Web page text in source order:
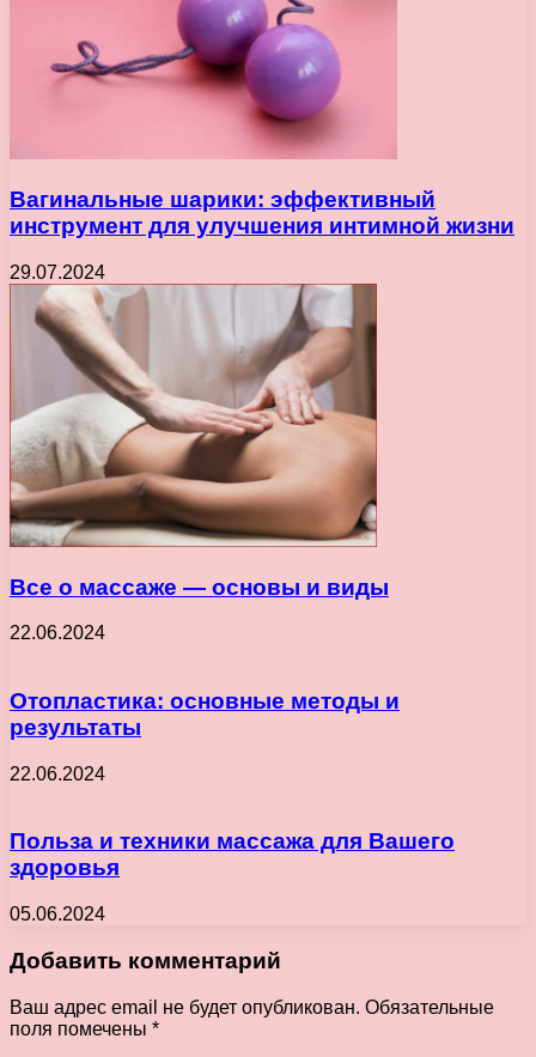
Вагинальные шарики: эффективный
инструмент для улучшения интимной жизни
29.07.2024
Все о массаже — основы и виды
22.06.2024
Отопластика: основные методы и
результаты
22.06.2024
Польза и техники массажа для Вашего
здоровья
05.06.2024
Добавить комментарий
Ваш адрес email не будет опубликован. Обязательные
поля помечены *